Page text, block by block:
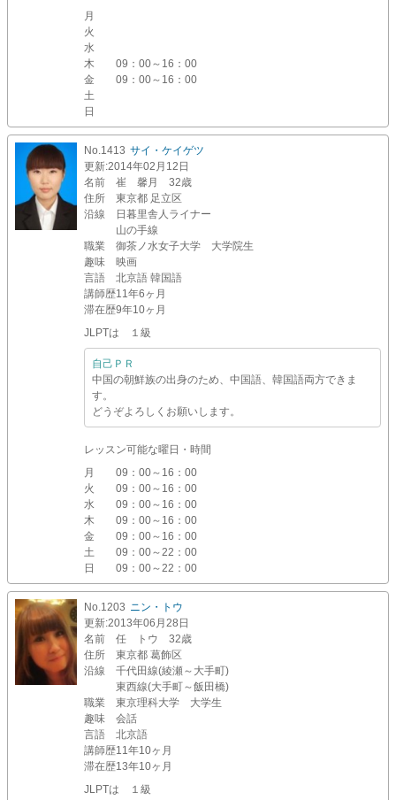
月
火
水
木
09：00～16：00
金
09：00～16：00
土
日
No.1413 サイ・ケイゲツ
更新:2014年02月12日
名前
崔 馨月 32歳
住所
東京都 足立区
沿線
日暮里舎人ライナー
山の手線
職業
御茶ノ水女子大学 大学院生
趣味
映画
言語
北京語 韓国語
講師歴11年6ヶ月
滞在歴9年10ヶ月
JLPTは １級
自己ＰＲ
中国の朝鮮族の出身のため、中国語、韓国語両方できま
す。
どうぞよろしくお願いします。
レッスン可能な曜日・時間
月
09：00～16：00
火
09：00～16：00
水
09：00～16：00
木
09：00～16：00
金
09：00～16：00
土
09：00～22：00
日
09：00～22：00
No.1203 ニン・トウ
更新:2013年06月28日
名前
任 トウ 32歳
住所
東京都 葛飾区
沿線
千代田線(綾瀬～大手町)
東西線(大手町～飯田橋)
職業
東京理科大学 大学生
趣味
会話
言語
北京語
講師歴11年10ヶ月
滞在歴13年10ヶ月
JLPTは １級